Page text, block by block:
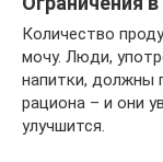
Количество
мочу. Люди,
напитки, должны
рациона – и они
улучшится.